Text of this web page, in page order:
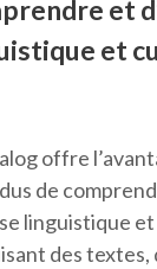
et
et
offre
de
linguistique
des